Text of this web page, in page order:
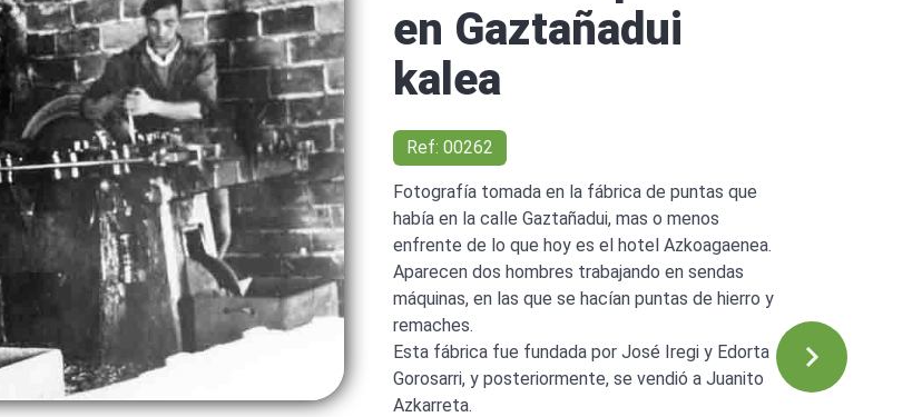
en Gaztañadui
kalea
Ref: 00262
Fotografía tomada en la fábrica de puntas que
había en la calle Gaztañadui, mas o menos
enfrente de lo que hoy es el hotel Azkoagaenea.
Aparecen dos hombres trabajando en sendas
máquinas, en las que se hacían puntas de hierro y
remaches.
Esta fábrica fue fundada por José Iregi y Edorta
Gorosarri, y posteriormente, se vendió a Juanito
Azkarreta.